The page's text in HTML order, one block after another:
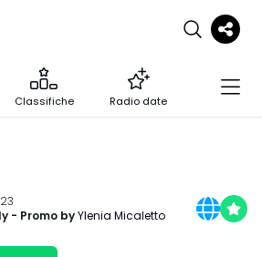
Classifiche Radio date
- Promo byYlenia Micaletto